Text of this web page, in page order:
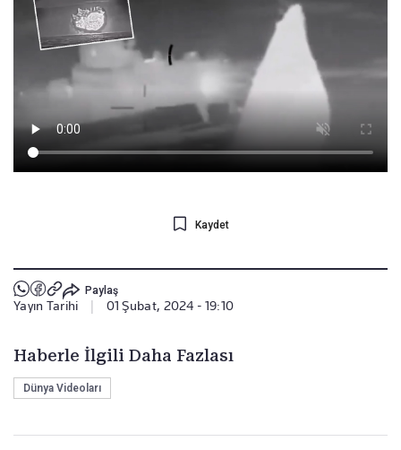
Kaydet
Paylaş
Yayın Tarihi 01 Şubat, 2024 - 19:10
Haberle İlgili Daha Fazlası
Dünya Videoları